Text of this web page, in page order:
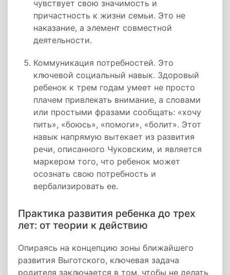
чувствует свою значимость и
причастность к жизни семьи. Это не
наказание, а элемент совместной
деятельности.
Коммуникация потребностей. Это
ключевой социальный навык. Здоровый
ребенок к трем годам умеет не просто
плачем привлекать внимание, а словами
или простыми фразами сообщать: «хочу
пить», «боюсь», «помоги», «болит». Этот
навык напрямую вытекает из развития
речи, описанного Чуковским, и является
маркером того, что ребенок может
осознать свою потребность и
вербализировать ее.
Практика развития ребенка до трех
лет: от теории к действию
Опираясь на концепцию зоны ближайшего
развития Выготского, ключевая задача
родителя заключается в том, чтобы не делать